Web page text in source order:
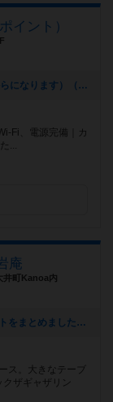
イント）
[NEW] 2025年5月から平日の営業時間変更（19時からになります）（2025年06月20日 16時25分）
Fi、電源完備｜カ
...
庵
町Kanoa内
[NEW] MtG FINAL FANTASY：天岩庵公認店イベントをまとめました（2025年06月09日 17時21分）
ス。大きなテーブ
ザギャザリン